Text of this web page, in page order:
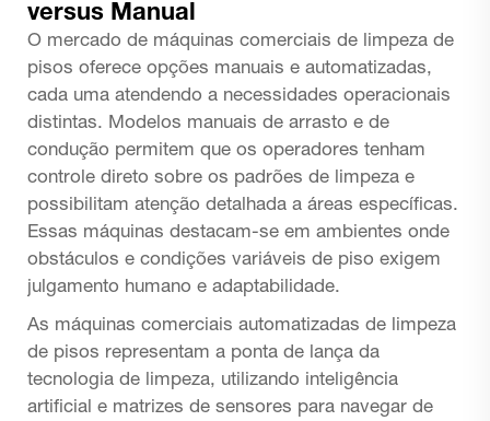
versus Manual
O mercado de máquinas comerciais de limpeza de
pisos oferece opções manuais e automatizadas,
cada uma atendendo a necessidades operacionais
distintas. Modelos manuais de arrasto e de
condução permitem que os operadores tenham
controle direto sobre os padrões de limpeza e
possibilitam atenção detalhada a áreas específicas.
Essas máquinas destacam-se em ambientes onde
obstáculos e condições variáveis de piso exigem
julgamento humano e adaptabilidade.
As máquinas comerciais automatizadas de limpeza
de pisos representam a ponta de lança da
tecnologia de limpeza, utilizando inteligência
artificial e matrizes de sensores para navegar de